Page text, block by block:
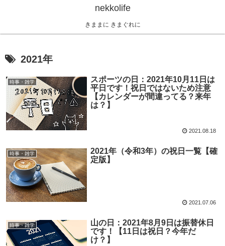
nekkolife
きままに きまぐれに
2021年
時事・雑学
スポーツの日：2021年10月11日は
平日です！祝日ではないため注意
【カレンダーが間違ってる？来年
は？】
2021.08.18
時事・雑学
2021年（令和3年）の祝日一覧【確
定版】
2021.07.06
時事・雑学
山の日：2021年8月9日は振替休日
です！【11日は祝日？今年だ
け？】